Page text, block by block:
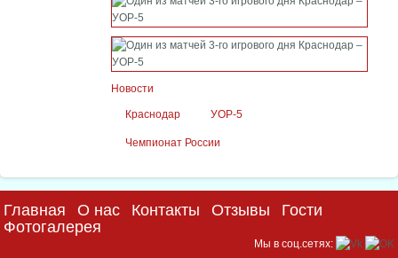
Новости
Краснодар УОР-5
Чемпионат России
Главная О нас Контакты Отзывы
Гости
Фотогалерея
Мы в соц.сетях: